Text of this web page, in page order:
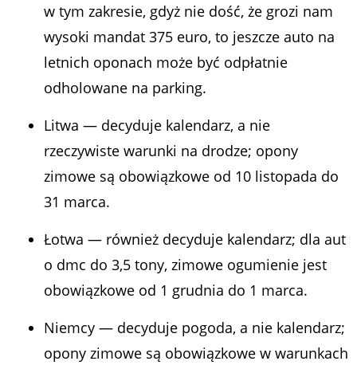
w tym zakresie, gdyż nie dość, że grozi nam
wysoki mandat 375 euro, to jeszcze auto na
letnich oponach może być odpłatnie
odholowane na parking.
Litwa — decyduje kalendarz, a nie
rzeczywiste warunki na drodze; opony
zimowe są obowiązkowe od 10 listopada do
31 marca.
Łotwa — również decyduje kalendarz; dla aut
o dmc do 3,5 tony, zimowe ogumienie jest
obowiązkowe od 1 grudnia do 1 marca.
Niemcy — decyduje pogoda, a nie kalendarz;
opony zimowe są obowiązkowe w warunkach